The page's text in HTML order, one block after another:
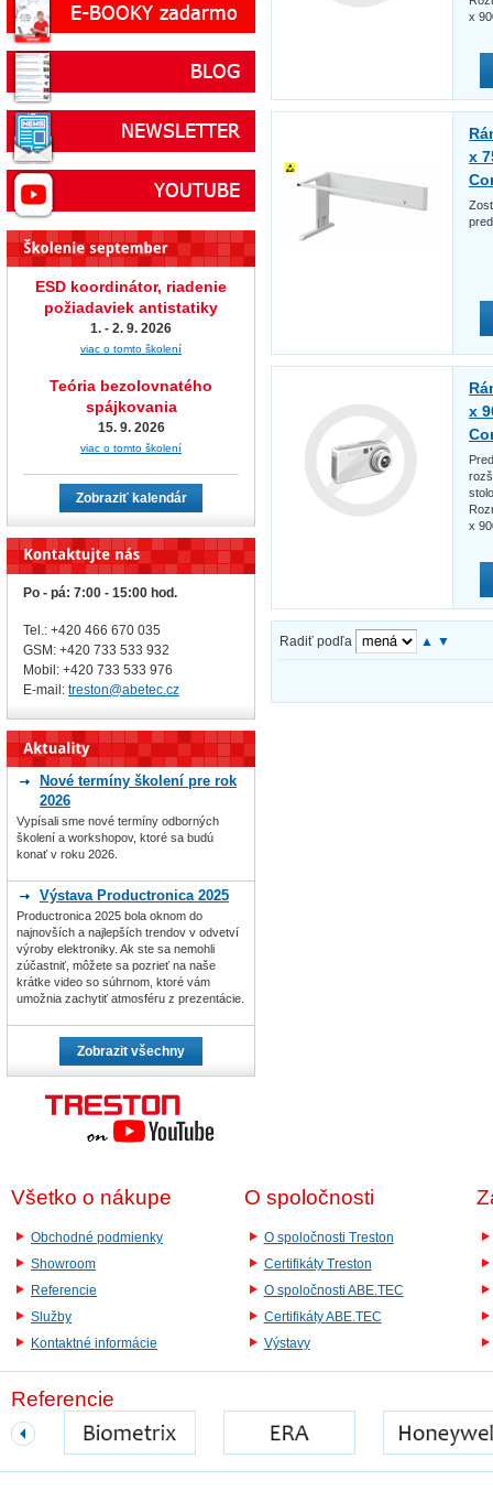
x
x
x
x
Radiť podľa ▲ ▼
ESD koordinátor, riadenie
požiadaviek antistatiky
1. - 2. 9. 2026
viac o tomto školení
Teória bezolovnatého
spájkovania
15. 9. 2026
viac o tomto školení
Zobraziť kalendár
Po - pá: 7:00 - 15:00 hod.
Tel.: +420 466 670 035
GSM: +420 733 533 932
Mobil: +420 733 533 976
E-mail: treston@abetec.cz
Nové termíny školení pre rok
2026
Vypísali sme nové termíny odborných
školení a workshopov, ktoré sa budú
konať v roku 2026.
Výstava Productronica 2025
Productronica 2025 bola oknom do
najnovších a najlepších trendov v odvetví
výroby elektroniky. Ak ste sa nemohli
zúčastniť, môžete sa pozrieť na naše
krátke video so súhrnom, ktoré vám
umožnia zachytiť atmosféru z prezentácie.
Zobrazit všechny
Všetko o nákupe
Obchodné podmienky
Showroom
Referencie
Služby
Kontaktné informácie
O spoločnosti
O spoločnosti Treston
Certifikáty Treston
O spoločnosti ABE.TEC
Certifikáty ABE.TEC
Výstavy
Referencie